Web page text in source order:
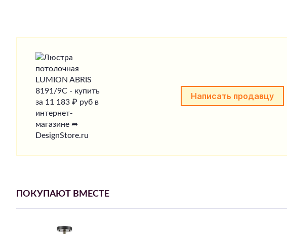
Написать продавцу
ПОКУПАЮТ ВМЕСТЕ